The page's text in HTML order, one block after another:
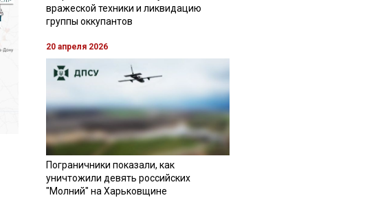
вражеской техники и ликвидацию
группы оккупантов
20 апреля 2026
Пограничники показали, как
уничтожили девять российских
"Молний" на Харьковщине